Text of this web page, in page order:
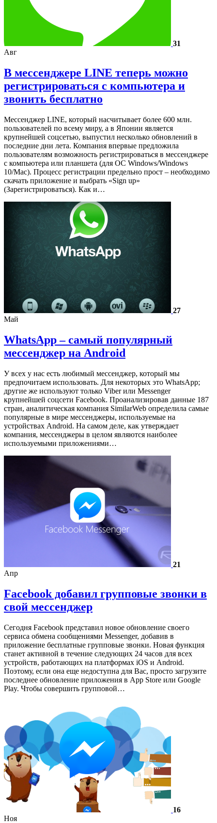
31
Авг
В мессенджере LINE теперь можно
регистрироваться с компьютера и
звонить бесплатно
Мессенджер LINE, который насчитывает более 600 млн.
пользователей по всему миру, а в Японии является
крупнейшей соцсетью, выпустил несколько обновлений в
последние дни лета. Компания впервые предложила
пользователям возможность регистрироваться в мессенджере
с компьютера или планшета (для ОС Windows/Windows
10/Mac). Процесс регистрации предельно прост – необходимо
скачать приложение и выбрать «Sign up»
(Зарегистрироваться). Как и…
27
Май
WhatsApp – самый популярный
мессенджер на Android
У всех у нас есть любимый мессенджер, который мы
предпочитаем использовать. Для некоторых это WhatsApp;
другие же используют только Viber или Messenger
крупнейшей соцсети Facebook. Проанализировав данные 187
стран, аналитическая компания SimilarWeb определила самые
популярные в мире мессенджеры, используемые на
устройствах Android. На самом деле, как утверждает
компания, мессенджеры в целом являются наиболее
используемыми приложениями…
21
Апр
Facebook добавил групповые звонки в
свой мессенджер
Сегодня Facebook представил новое обновление своего
сервиса обмена сообщениями Messenger, добавив в
приложение бесплатные групповые звонки. Новая функция
станет активной в течение следующих 24 часов для всех
устройств, работающих на платформах iOS и Android.
Поэтому, если она еще недоступна для Вас, просто загрузите
последнее обновление приложения в App Store или Google
Play. Чтобы совершить групповой…
16
Ноя